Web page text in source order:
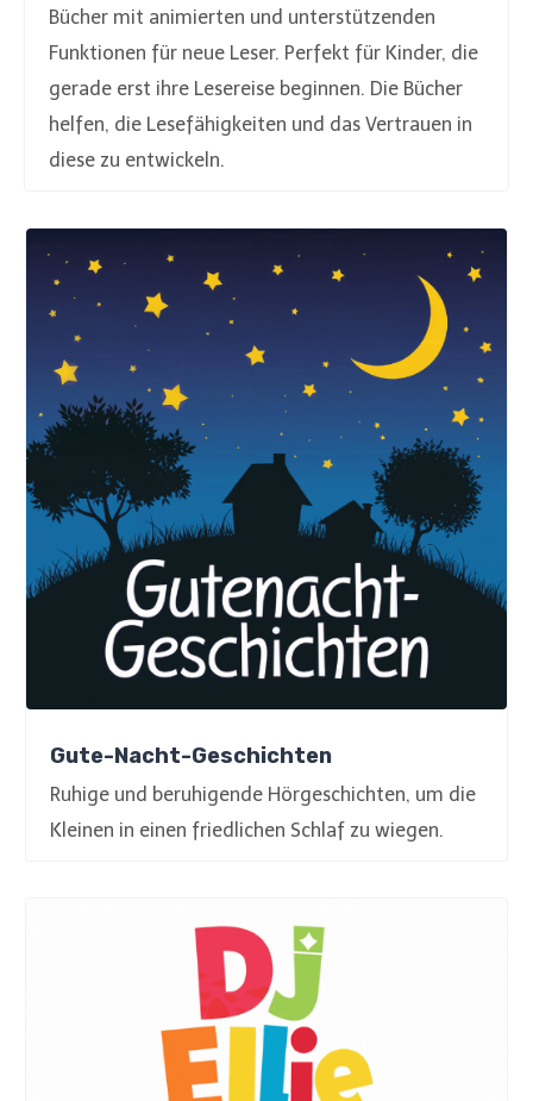
Bücher mit animierten und unterstützenden
Funktionen für neue Leser. Perfekt für Kinder, die
gerade erst ihre Lesereise beginnen. Die Bücher
helfen, die Lesefähigkeiten und das Vertrauen in
diese zu entwickeln.
Gute-Nacht-Geschichten
Ruhige und beruhigende Hörgeschichten, um die
Kleinen in einen friedlichen Schlaf zu wiegen.